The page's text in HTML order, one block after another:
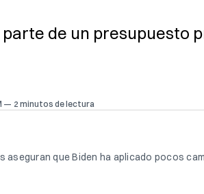
parte de un presupuesto
2 minutos de lectura
aseguran que Biden ha aplicado pocos